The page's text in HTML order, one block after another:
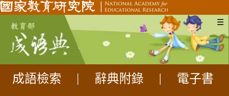
☰
成語檢索 辭典附錄
電子書